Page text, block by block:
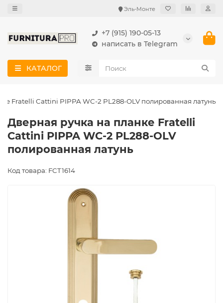
Эль-Монте
+7 (915) 190-05-13
написать в Telegram
КАТАЛОГ
Fratelli Cattini PIPPA WC-2 PL288-OLV полированная латунь
Дверная ручка на планке Fratelli
Cattini PIPPA WC-2 PL288-OLV
полированная латунь
Код товара: FCT1614